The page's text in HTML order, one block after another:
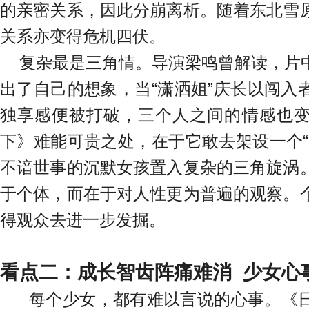
的亲密关系，因此分崩离析。随着东北雪
关系亦变得危机四伏。
复杂最是三角情。导演梁鸣曾解读，片
出了自己的想象，当“潇洒姐”庆长以闯入
独享感便被打破，三个人之间的情感也
下》难能可贵之处，在于它敢去架设一个
不谙世事的沉默女孩置入复杂的三角旋涡
于个体，而在于对人性更为普遍的观察。
得观众去进一步发掘。
看点二：成长智齿阵痛难消 少女心
每个少女，都有难以言说的心事。